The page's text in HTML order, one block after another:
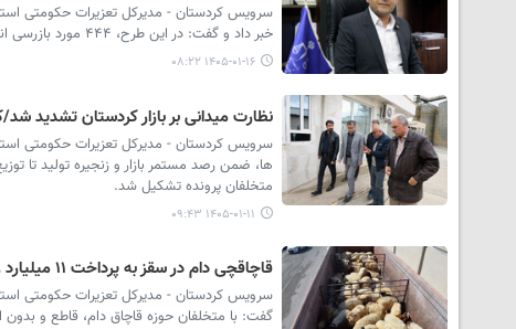
سرویس کردستان - مدیرکل تعزیرات حکومتی
خبر داد و گفت: در این طرح، ۴۴۴ مورد بازرسی انجام و ۱۳۸ واحد متخلف شناسایی شدند.
۱۴۰۵-۰۱-۱۶ ۰۸:۲۲
نظارت میدانی بر بازار کردستان تشدید
ها، ضمن رصد مستمر بازار و زنجیره تولید تا
متخلفان پرونده تشکیل شد.
۱۴۰۵-۰۱-۱۱ ۰۹:۴۳
قاچاقچی دام در سقز به پرداخت ۱۱ میلیارد ریال جزای نقدی محکوم شد
گفت: با متخلفان حوزه قاچاق دام، قاطع و